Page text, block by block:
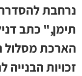
נרחבת
תימן," כתב
הארכת מסלול
זכויות